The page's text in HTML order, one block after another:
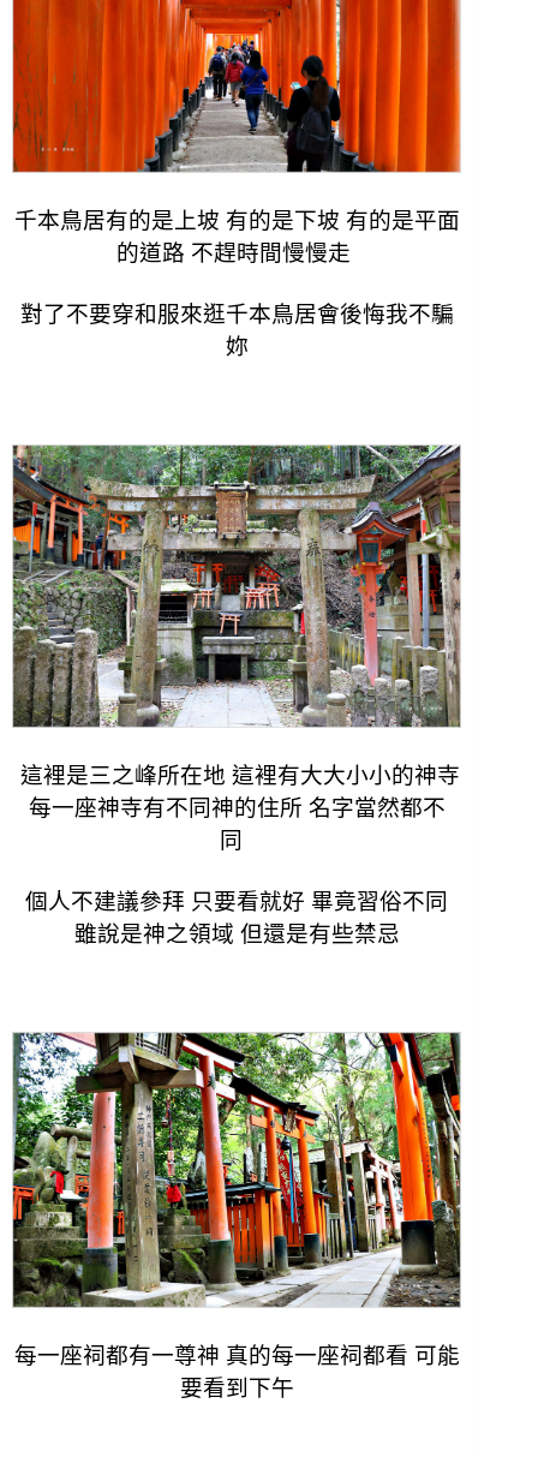
千本鳥居有的是上坡 有的是下坡 有的是平面
的道路 不趕時間慢慢走
對了不要穿和服來逛千本鳥居會後悔我不騙
妳
這裡是三之峰所在地 這裡有大大小小的神寺
每一座神寺有不同神的住所 名字當然都不
同
個人不建議參拜 只要看就好 畢竟習俗不同
雖說是神之領域 但還是有些禁忌
每一座祠都有一尊神 真的每一座祠都看 可能
要看到下午